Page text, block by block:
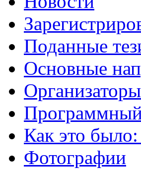
Поданные
Основные
Как это
Фотографии